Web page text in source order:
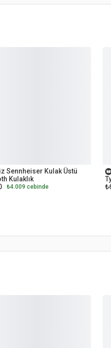
Sennheiser Kulak Üstü
Kulaklık
₺4.009 cebinde